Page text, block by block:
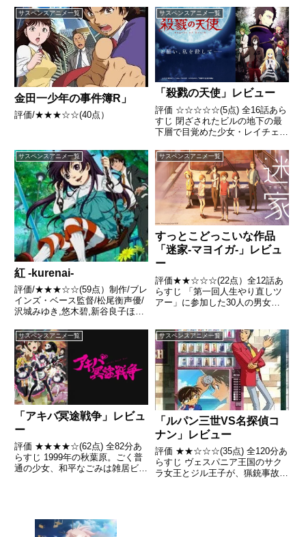
の自治区から構成されている。引
用- Wikipedia
ちゃん」の活躍を見ない日はな
い。インターネット、テレビ、ラ
イブを問わず、彼女はファンの歓
声の中にいる。そ引用...
サスペンスアニメ一覧
金田一少年の事件簿R」
評価/★★★☆☆(40点）
サスペンスアニメ一覧
「殺戮の天使」レビュー
評価 ☆☆☆☆☆(5点) 全16話あら
すじ 閉ざされたビルの地下の最
下層で目覚めた少女・レイチェ
神のような鎌を持った殺人鬼・ザ
ックに遭遇する引用- Wikipedia
サスペンスアニメ一覧
紅 -kurenai-
評価/★★★☆☆(59点）制作/ブレ
インズ・ベース監督/松尾衡声優/
沢城みゆき,悠木碧,新谷良子ほか
駆け出しの揉め事処理屋・紅真九
郎の元へ、恩人であり尊敬する大
先輩・柔沢紅香が1人の少女を連
れて来た。世界屈指の...
サスペンスアニメ一覧
すっとこどっこいな作品
「迷家‐マヨイガ‐」レビュ
ー
評価★★☆☆☆(22点）全12話あ
らすじ 「第一回人生やり直しツ
アー」に参加した30人の男女。
伝説として語られる「納鳴村（な
なきむら）」に向かっていた。し
かし着いた村に人の気配はな...
サスペンスアニメ一覧
「アキバ冥途戦争」レビュ
ー
評価 ★★★★☆(62点) 全82分あ
らすじ 1999年の秋葉原。ごく普
通の少女、和平なごみは雑居ビル
サスペンスアニメ一覧
「ルパン三世VS名探偵コ
ナン」レビュー
評価 ★★☆☆☆(35点) 全120分あ
らすじ ヴェスパニア王国のサク
ラ女王とジル王子が、猟銃事故で